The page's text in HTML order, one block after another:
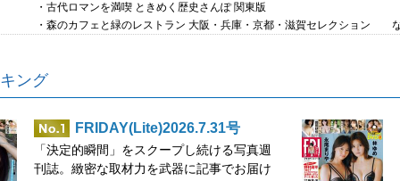
・古代ロマンを満喫 ときめく歴史さんぽ 関東版
・森のカフェと緑のレストラン 大阪・兵庫・京都・滋賀セレクション
ング
FRIDAY(Lite)2026.7.31号
「決定的瞬間」をスクープし続ける写真週
刊誌。緻密な取材力を武器に記事でお届け